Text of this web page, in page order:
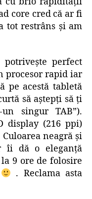
core cred că ar fi
tot restrâns şi am
potriveşte perfect
procesor rapid iar
pe acestă tabletă
să aştepţi să ţi
singur TAB”).
display (216 ppi)
neagră şi
îi dă o eleganţă
9 ore de folosire
. Reclama asta